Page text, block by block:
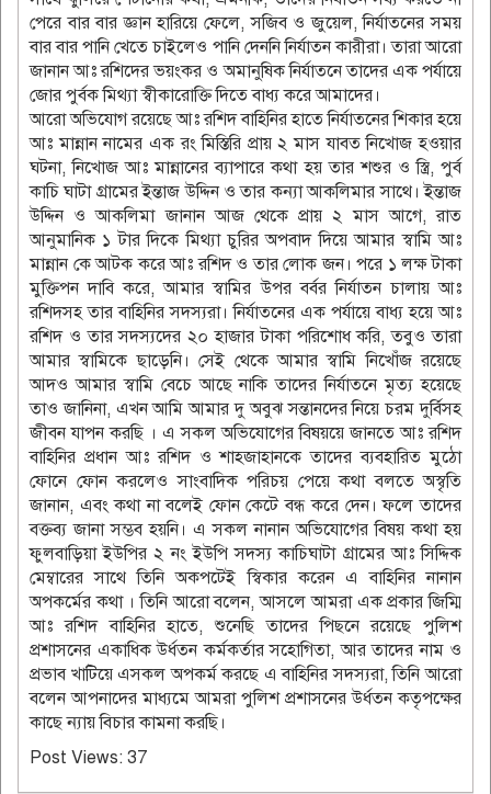
পেরে বার বার জ্ঞান হারিয়ে ফেলে, সজিব ও জুয়েল, নির্যাতনের সময়
বার বার পানি খেতে চাইলেও পানি দেননি নির্যাতন কারীরা। তারা আরো
জানান আঃ রশিদের ভয়ংকর ও অমানুষিক নির্যাতনে তাদের এক পর্যায়ে
জোর পুর্বক মিথ্যা স্বীকারোক্তি দিতে বাধ্য করে আমাদের।
আরো অভিযোগ রয়েছে আঃ রশিদ বাহিনির হাতে নির্যাতনের শিকার হয়ে
আঃ মান্নান নামের এক রং মিস্তিরি প্রায় ২ মাস যাবত নিখোজ হওয়ার
ঘটনা, নিখোজ আঃ মান্নানের ব্যাপারে কথা হয় তার শশুর ও স্ত্রি, পুর্ব
কাচি ঘাটা গ্রামের ইন্তাজ উদ্দিন ও তার কন্যা আকলিমার সাথে। ইন্তাজ
উদ্দিন ও আকলিমা জানান আজ থেকে প্রায় ২ মাস আগে, রাত
আনুমানিক ১ টার দিকে মিথ্যা চুরির অপবাদ দিয়ে আমার স্বামি আঃ
মান্নান কে আটক করে আঃ রশিদ ও তার লোক জন। পরে ১ লক্ষ টাকা
মুক্তিপন দাবি করে, আমার স্বামির উপর বর্বর নির্যাতন চালায় আঃ
রশিদসহ তার বাহিনির সদস্যরা। নির্যাতনের এক পর্যায়ে বাধ্য হয়ে আঃ
রশিদ ও তার সদস্যদের ২০ হাজার টাকা পরিশোধ করি, তবুও তারা
আমার স্বামিকে ছাড়েনি। সেই থেকে আমার স্বামি নিখোঁজ রয়েছে
আদও আমার স্বামি বেচে আছে নাকি তাদের নির্যাতনে মৃত্য হয়েছে
তাও জানিনা, এখন আমি আমার দু অবুঝ সন্তানদের নিয়ে চরম দুর্বিসহ
জীবন যাপন করছি । এ সকল অভিযোগের বিষয়য়ে জানতে আঃ রশিদ
বাহিনির প্রধান আঃ রশিদ ও শাহজাহানকে তাদের ব্যবহারিত মুঠো
ফোনে ফোন করলেও সাংবাদিক পরিচয় পেয়ে কথা বলতে অস্বৃতি
জানান, এবং কথা না বলেই ফোন কেটে বন্ধ করে দেন। ফলে তাদের
বক্তব্য জানা সম্ভব হয়নি। এ সকল নানান অভিযোগের বিষয় কথা হয়
ফুলবাড়িয়া ইউপির ২ নং ইউপি সদস্য কাচিঘাটা গ্রামের আঃ সিদ্দিক
মেম্বারের সাথে তিনি অকপটেই স্বিকার করেন এ বাহিনির নানান
অপকর্মের কথা । তিনি আরো বলেন, আসলে আমরা এক প্রকার জিম্মি
আঃ রশিদ বাহিনির হাতে, শুনেছি তাদের পিছনে রয়েছে পুলিশ
প্রশাসনের একাধিক উর্ধতন কর্মকর্তার সহোগিতা, আর তাদের নাম ও
প্রভাব খাটিয়ে এসকল অপকর্ম করছে এ বাহিনির সদস্যরা, তিনি আরো
বলেন আপনাদের মাধ্যমে আমরা পুলিশ প্রশাসনের উর্ধতন কতৃপক্ষের
কাছে ন্যায় বিচার কামনা করছি।
Post Views: 37